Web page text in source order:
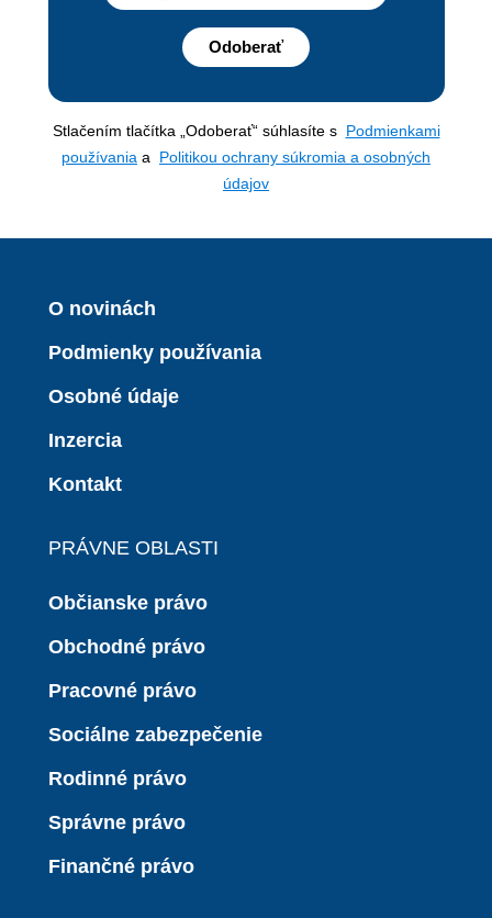
Odoberať
Stlačením tlačítka „Odoberať“ súhlasíte s Podmienkami
používania a Politikou ochrany súkromia a osobných
údajov
O novinách
Podmienky používania
Osobné údaje
Inzercia
Kontakt
PRÁVNE OBLASTI
Občianske právo
Obchodné právo
Pracovné právo
Sociálne zabezpečenie
Rodinné právo
Správne právo
Finančné právo